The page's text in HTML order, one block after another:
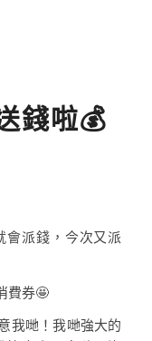
錢啦💰
會派錢，今次又派
費券🤩
我哋！我哋強大的